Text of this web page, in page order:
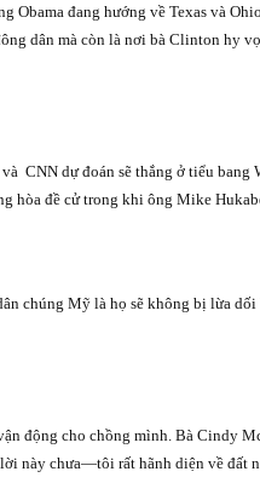
đang hướng về Texas và
dân mà còn là nơi bà Clinton hy
CNN dự đoán sẽ thắng ở tiểu bang
hòa đề cử trong khi ông Mike
chúng Mỹ là họ sẽ không bị lừa
động cho chồng mình. Bà Cindy
này chưa—tôi rất hãnh diện về đất